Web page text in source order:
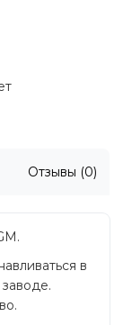
Отзывы (0)
в